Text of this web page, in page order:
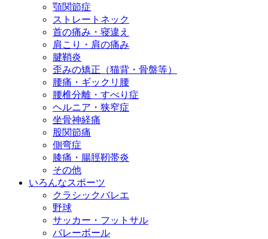
顎関節症
ストレートネック
首の痛み・寝違え
肩こり・肩の痛み
腱鞘炎
歪みの矯正（猫背・骨盤等）
腰痛・ギックリ腰
腰椎分離・すべり症
ヘルニア・狭窄症
坐骨神経痛
股関節痛
側弯症
膝痛・腸脛靭帯炎
その他
いろんなスポーツ
クラシックバレエ
野球
サッカー・フットサル
バレーボール